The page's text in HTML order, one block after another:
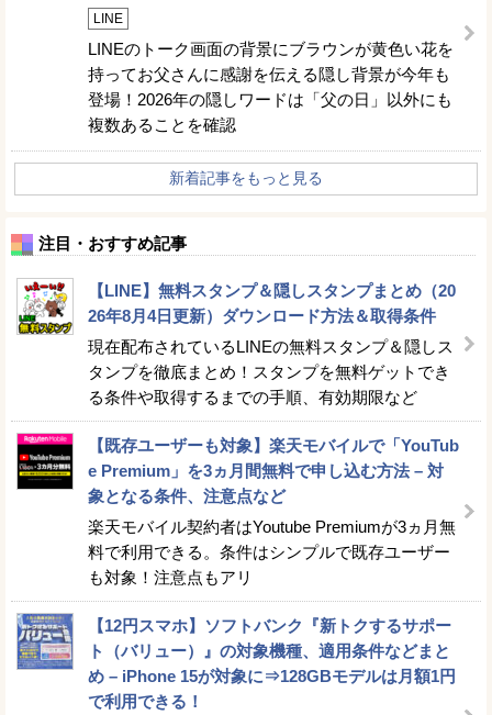
LINE
LINEのトーク画面の背景にブラウンが黄色い花を
持ってお父さんに感謝を伝える隠し背景が今年も
登場！2026年の隠しワードは「父の日」以外にも
複数あることを確認
新着記事をもっと見る
注目・おすすめ記事
【LINE】無料スタンプ＆隠しスタンプまとめ（20
26年8月4日更新）ダウンロード方法＆取得条件
現在配布されているLINEの無料スタンプ＆隠しス
タンプを徹底まとめ！スタンプを無料ゲットでき
る条件や取得するまでの手順、有効期限など
【既存ユーザーも対象】楽天モバイルで「YouTub
e Premium」を3ヵ月間無料で申し込む方法 – 対
象となる条件、注意点など
楽天モバイル契約者はYoutube Premiumが3ヵ月無
料で利用できる。条件はシンプルで既存ユーザー
も対象！注意点もアリ
【12円スマホ】ソフトバンク『新トクするサポー
ト（バリュー）』の対象機種、適用条件などまと
め – iPhone 15が対象に⇒128GBモデルは月額1円
で利用できる！